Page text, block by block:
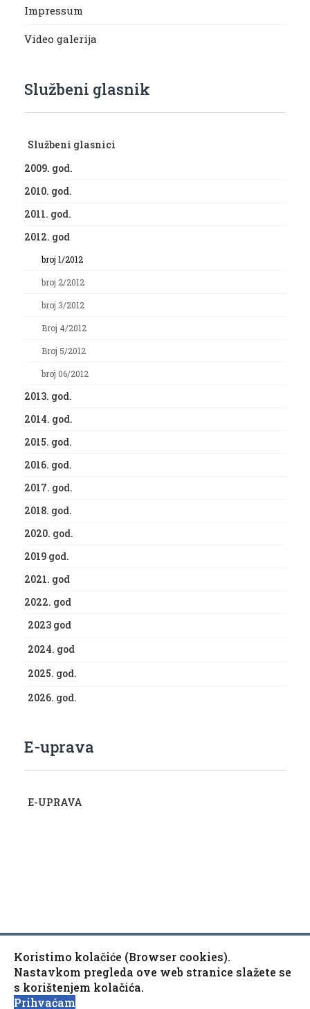
Impressum
Video galerija
Službeni glasnik
Službeni glasnici
2009. god.
2010. god.
2011. god.
2012. god
broj 1/2012
broj 2/2012
broj 3/2012
Broj 4/2012
Broj 5/2012
broj 06/2012
2013. god.
2014. god.
2015. god.
2016. god.
2017. god.
2018. god.
2020. god.
2019 god.
2021. god
2022. god
2023 god
2024. god
2025. god.
2026. god.
E-uprava
E-UPRAVA
Copyright © 2010-2020 Općina Kaptol, Školska 3, 34334
Kaptol
Izjava o pristupačnosti mrežne stranice
Koristimo kolačiće (Browser cookies).
Nastavkom pregleda ove web stranice slažete se
s korištenjem kolačića.
Prihvaćam